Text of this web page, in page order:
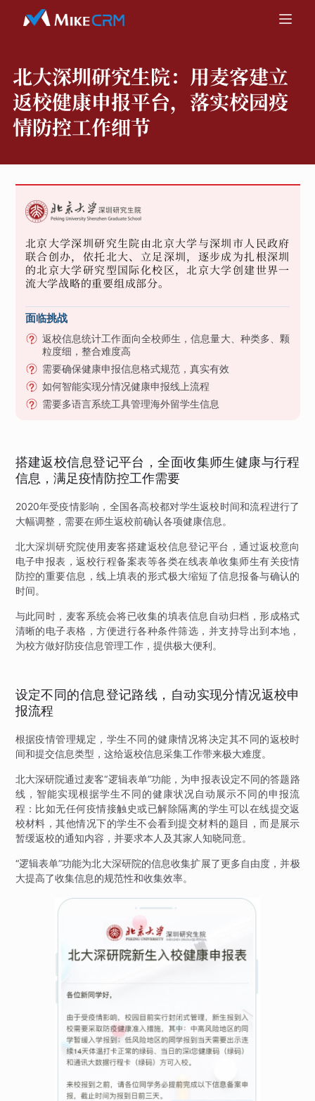
北大深圳研究生院： 用麦客建立
返校健康申报平台，落实校园疫
情防控工作细节
北京大学深圳研究生院由北京大学与深圳市人民政府
联合创办，依托北大、立足深圳，逐步成为扎根深圳
的北京大学研究型国际化校区，北京大学创建世界一
流大学战略的重要组成部分。
面临挑战
返校信息统计工作面向全校师生，信息量大、种类多、颗
粒度细，整合难度高
需要确保健康申报信息格式规范，真实有效
如何智能实现分情况健康申报线上流程
需要多语言系统工具管理海外留学生信息
搭建返校信息登记平台，全面收集师生健康与行程
信息，满足疫情防控工作需要
2020年受疫情影响，全国各高校都对学生返校时间和流程进行了
大幅调整，需要在师生返校前确认各项健康信息。
北大深圳研究院使用麦客搭建返校信息登记平台，通过返校意向
电子申报表，返校行程备案表等各类在线表单收集师生有关疫情
防控的重要信息，线上填表的形式极大缩短了信息报备与确认的
时间。
与此同时，麦客系统会将已收集的填表信息自动归档，形成格式
清晰的电子表格，方便进行各种条件筛选，并支持导出到本地，
为校方做好防疫信息管理工作，提供极大便利。
设定不同的信息登记路线，自动实现分情况返校申
报流程
根据疫情管理规定，学生不同的健康情况将决定其不同的返校时
间和提交信息类型，这给返校信息采集工作带来极大难度。
北大深研院通过麦客“逻辑表单”功能，为申报表设定不同的答题路
线，智能实现根据学生不同的健康状况自动展示不同的申报流
程：比如无任何疫情接触史或已解除隔离的学生可以在线提交返
校材料，其他情况下的学生不会看到提交材料的题目，而是展示
暂缓返校的通知内容，并要求本人及其家人知晓同意。
“逻辑表单”功能为北大深研院的信息收集扩展了更多自由度，并极
大提高了收集信息的规范性和收集效率。